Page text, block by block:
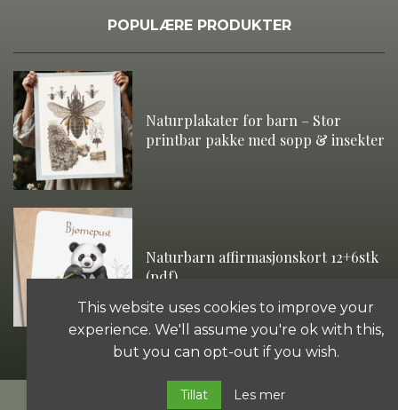
POPULÆRE PRODUKTER
Naturplakater for barn – Stor
printbar pakke med sopp & insekter
Naturbarn affirmasjonskort 12+6stk
(pdf)
This website uses cookies to improve your
experience. We'll assume you're ok with this,
but you can opt-out if you wish.
Tillat Les mer